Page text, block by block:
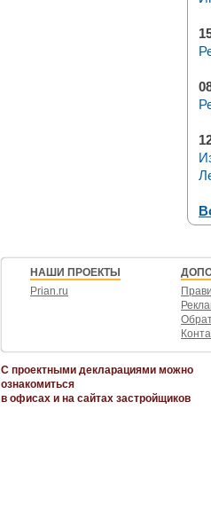
НАШИ ПРОЕКТЫ
Prian.ru
С проектными декларациями можно
ознакомиться
в офисах и на сайтах застройщиков